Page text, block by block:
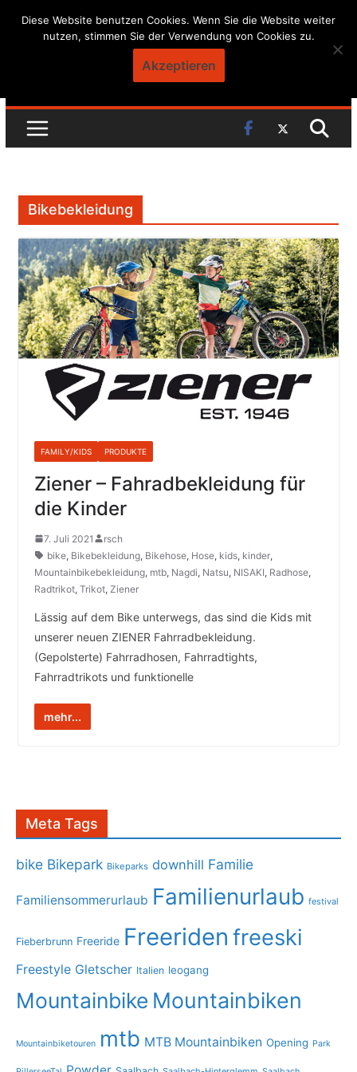
Skip
Bikebekleidung
FAMILY/KIDS PRODUKTE
Ziener – Fahradbekleidung für
die Kinder
7. Juli 2021
rsch
bike, Bikebekleidung, Bikehose, Hose, kids, kinder,
Mountainbikebekleidung, mtb, Nagdi, Natsu, NISAKI, Radhose,
Radtrikot, Trikot, Ziener
Lässig auf dem Bike unterwegs, das sind die Kids mit
unserer neuen ZIENER Fahrradbekleidung.
(Gepolsterte) Fahrradhosen, Fahrradtights,
Fahrradtrikots und funktionelle
mehr...
Meta Tags
bike Bikepark Bikeparks downhill Familie
Familiensommerurlaub Familienurlaub festival
Fieberbrunn Freeride Freeriden freeski
Freestyle Gletscher Italien leogang
Mountainbike Mountainbiken
Mountainbiketouren mtb MTB Mountainbiken Opening Park
Diese Website benutzen Cookies. Wenn Sie die Website weiter
nutzen, stimmen Sie der Verwendung von Cookies zu.
Akzeptieren